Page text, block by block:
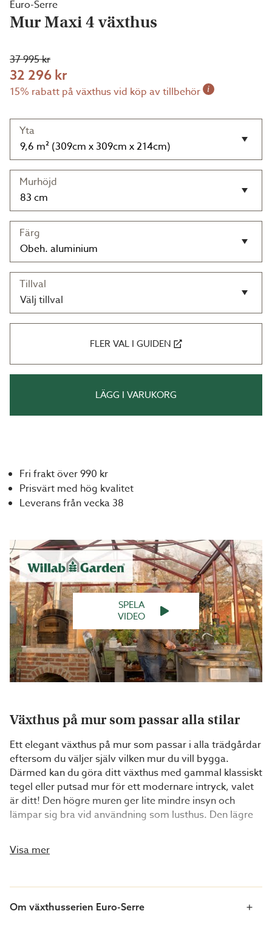
Euro-Serre
Mur Maxi 4 växthus
37 995 kr
32 296 kr
15% rabatt på växthus vid köp av tillbehör i
Yta
Murhöjd
Färg
Tillval
Välj tillval
FLER VAL I GUIDEN
LÄGG I VARUKORG
Fri frakt över 990 kr
Prisvärt med hög kvalitet
Leverans från vecka 38
SPELA
VIDEO
Växthus på mur som passar alla stilar
Ett elegant växthus på mur som passar i alla trädgårdar
eftersom du väljer själv vilken mur du vill bygga.
Därmed kan du göra ditt växthus med gammal klassiskt
tegel eller putsad mur för ett modernare intryck, valet
är ditt! Den högre muren ger lite mindre insyn och
lämpar sig bra vid användning som lusthus. Den lägre
Muren fungerar dessutom som värmemagasin som ger
en jämnare temperatur under dygnet.
Detta växthus har fyra sektioner på gaveln och är 309
cm brett, vilket ger växthuset mer utrymme för både
Visa mer
Om växthusserien Euro-Serre